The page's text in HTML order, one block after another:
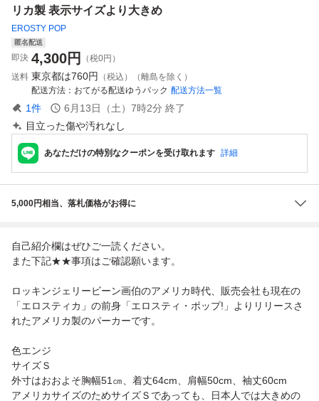
リカ製 表示サイズより大きめ
EROSTY POP
匿名配送
即決 4,300円
（税0円）
送料 東京都は760円
（税込）（離島を除く）
配送方法
おてがる配送ゆうパック 配送方法一覧
1件 6月13日（土）7時2分 終了
目立った傷や汚れなし
あなただけの特別なクーポンを受け取れます 詳細
5,000円相当、落札価格がお得に
自己紹介欄はぜひご一読ください。
また下記★★事項はご確認願います。
ロッキンジェリービーン画伯のアメリカ時代、販売会社も現在の
「エロスティカ」の前身「エロスティ・ポップ!」よりリリースさ
れたアメリカ製のパーカーです。
色エンジ
サイズＳ
外寸はおおよそ胸幅51㎝、着丈64cm、肩幅50cm、袖丈60cm
アメリカサイズのためサイズＳであっても、日本人では大きめの